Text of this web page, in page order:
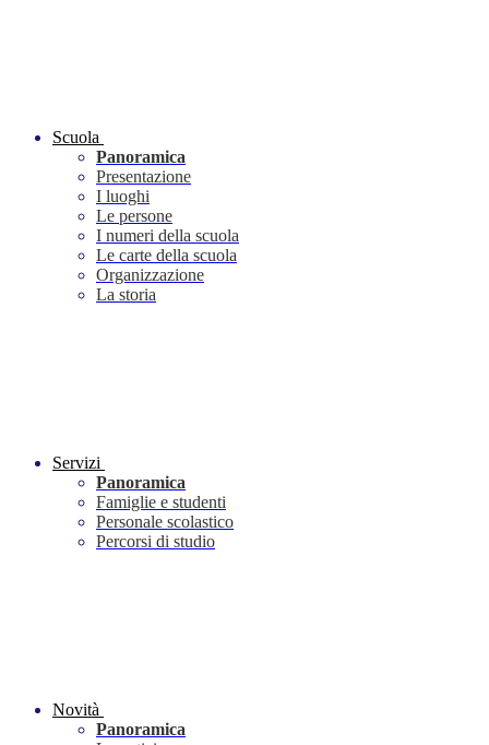
Scuola
Panoramica
Presentazione
I luoghi
Le persone
I numeri della scuola
Le carte della scuola
Organizzazione
La storia
Servizi
Panoramica
Famiglie e studenti
Personale scolastico
Percorsi di studio
Novità
Panoramica